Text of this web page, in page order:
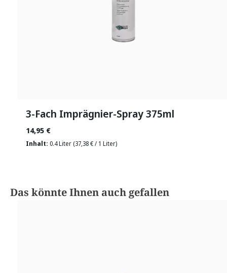
3-Fach Imprägnier-Spray 375ml
Inhalt: 0.4 Liter (37,38 € / 1 Liter)
14,95 €
Produktgalerie überspringen
Das könnte Ihnen auch gefallen